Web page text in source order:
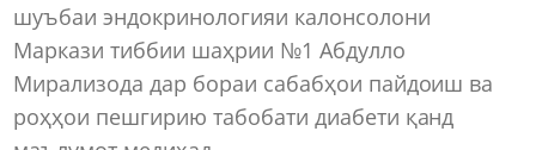
шуъбаи эндокринологияи калонсолони
Маркази тиббии шаҳрии №1 Абдулло
Мирализода дар бораи сабабҳои пайдоиш ва
роҳҳои пешгирию табобати диабети қанд